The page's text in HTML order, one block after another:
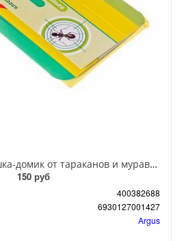
Argus Клеевая ловушка-домик от тараканов и муравьев
150 руб
400382688
6930127001427
Argus